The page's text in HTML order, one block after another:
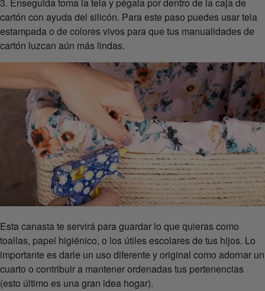
3. Enseguida toma la tela y pégala por dentro de la caja de
cartón con ayuda del silicón. Para este paso puedes usar tela
estampada o de colores vivos para que tus manualidades de
cartón luzcan aún más lindas.
Esta canasta te servirá para guardar lo que quieras como
toallas, papel higiénico, o los útiles escolares de tus hijos. Lo
importante es darle un uso diferente y original como adornar un
cuarto o contribuir a mantener ordenadas tus pertenencias
(esto último es una gran idea hogar).